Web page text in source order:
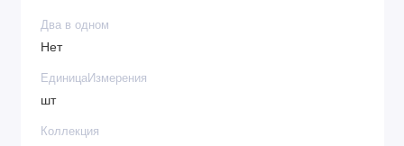
Два в одном
Нет
ЕдиницаИзмерения
шт
Коллекция